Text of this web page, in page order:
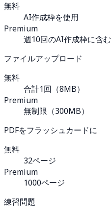
無料
AI作成枠を使用
Premium
週10回のAI作成枠に含む
ファイルアップロード
無料
合計1回（8MB）
Premium
無制限（300MB）
PDFをフラッシュカードに
無料
32ページ
Premium
1000ページ
練習問題